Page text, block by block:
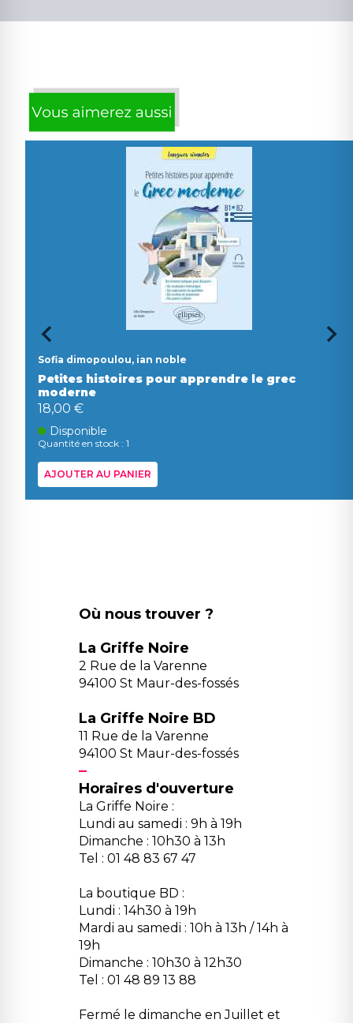
Sofia dimopoulou, ian noble
Petites histoires pour apprendre le grec
moderne
18,00 €
Disponible
Quantité en stock : 1
AJOUTER AU PANIER
Où nous trouver ?
La Griffe Noire
2 Rue de la Varenne
94100 St Maur-des-fossés
La Griffe Noire BD
11 Rue de la Varenne
94100 St Maur-des-fossés
Horaires d'ouverture
La Griffe Noire :
Lundi au samedi : 9h à 19h
Dimanche : 10h30 à 13h
Tel : 01 48 83 67 47
La boutique BD :
Lundi : 14h30 à 19h
Mardi au samedi : 10h à 13h / 14h à
19h
Dimanche : 10h30 à 12h30
Tel : 01 48 89 13 88
Fermé le dimanche en Juillet et